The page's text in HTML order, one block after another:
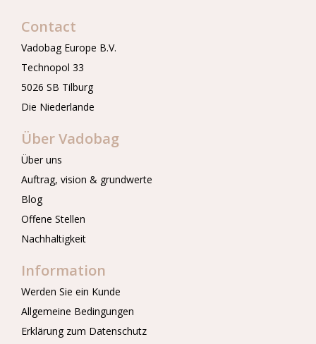
Contact
Vadobag Europe B.V.
Technopol 33
5026 SB Tilburg
Die Niederlande
Über Vadobag
Über uns
Auftrag, vision & grundwerte
Blog
Offene Stellen
Nachhaltigkeit
Information
Werden Sie ein Kunde
Allgemeine Bedingungen
Erklärung zum Datenschutz